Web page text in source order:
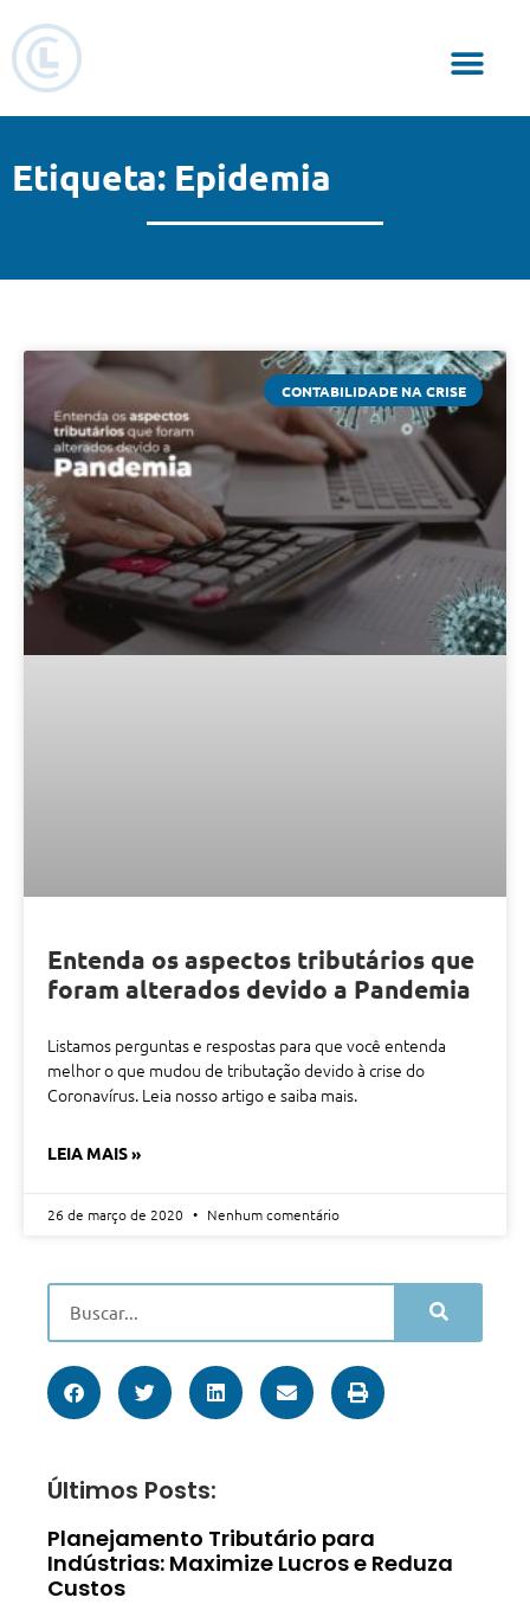
Etiqueta: Epidemia
CONTABILIDADE NA CRISE
Entenda os aspectos tributários que
foram alterados devido a Pandemia
Listamos perguntas e respostas para que você entenda
melhor o que mudou de tributação devido à crise do
Coronavírus. Leia nosso artigo e saiba mais.
LEIA MAIS »
26 de março de 2020 Nenhum comentário
Últimos Posts:
Planejamento Tributário para
Indústrias: Maximize Lucros e Reduza
Custos